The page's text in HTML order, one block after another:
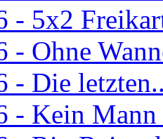
- 5x2
- Ohne
- Die
- Kein